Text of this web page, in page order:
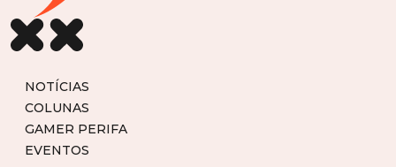
NOTÍCIAS
COLUNAS
GAMER PERIFA
EVENTOS